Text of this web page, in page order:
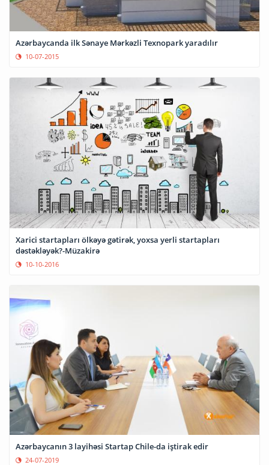
Azərbaycanda ilk Sənaye Mərkəzli Texnopark yaradılır
10-07-2015
Xarici startapları ölkəyə gətirək, yoxsa yerli startapları
dəstəkləyək?-Müzakirə
10-10-2016
Azərbaycanın 3 layihəsi Startap Chile-da iştirak edir
24-07-2019